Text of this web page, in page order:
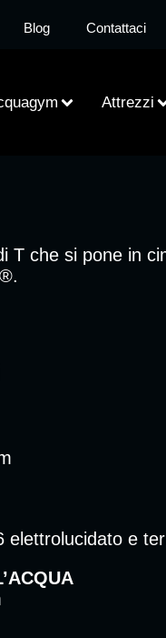
Blog Contattaci
Attrezzi
T che si pone in
elettrolucidato e